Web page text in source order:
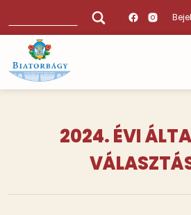
tartalomra
2024. ÉVI